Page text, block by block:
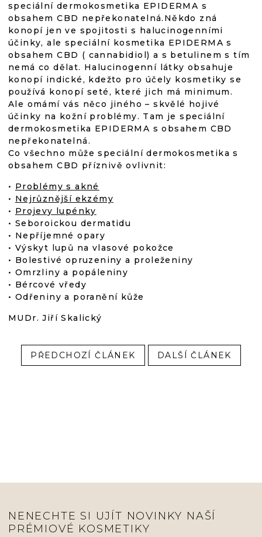
speciální dermokosmetika EPIDERMA s
obsahem CBD nepřekonatelná.Někdo zná
konopí jen ve spojitosti s halucinogenními
účinky, ale speciální kosmetika EPIDERMA s
obsahem CBD ( cannabidiol) a s betulinem s tím
nemá co dělat. Halucinogenní látky obsahuje
konopí indické, kdežto pro účely kosmetiky se
používá konopí seté, které jich má minimum.
Ale omámí vás něco jiného – skvělé hojivé
účinky na kožní problémy. Tam je speciální
dermokosmetika EPIDERMA s obsahem CBD
nepřekonatelná.
Co všechno může speciální dermokosmetika s
obsahem CBD příznivě ovlivnit:
• Problémy s akné
• Nejrůznější ekzémy
• Projevy lupénky
• Seboroickou dermatidu
• Nepříjemné opary
• Výskyt lupů na vlasové pokožce
• Bolestivé opruzeniny a proleženiny
• Omrzliny a popáleniny
• Bércové vředy
• Odřeniny a poranění kůže
MUDr. Jiří Skalický
PŘEDCHOZÍ ČLÁNEK DALŠÍ ČLÁNEK
NENECHTE SI UJÍT NOVINKY NAŠÍ
PRÉMIOVÉ KOSMETIKY